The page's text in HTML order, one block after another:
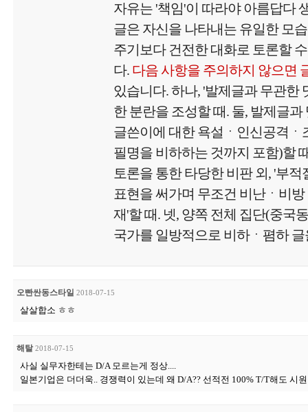
자유는 '책임'이 따라야 아름답다
글은 자신을 나타내는 유일한 모
주기보다 건전한 대화로 토론할
다. 다음 사항을 주의하지 않으면
있습니다. 하나, '발제글과 무관한
한 분란을 조성할 때. 둘, 발제글
글쓴이에 대한 욕설ㆍ인신공격ㆍ
필명을 비하하는 것까지 포함)할
토론을 통한 타당한 비판 외, '부
표현을 써가며 무조건 비난ㆍ비
재'할 때. 넷, 양쪽 전체 집단(중국
국가를 일방적으로 비하ㆍ폄하 글
오빤싼동스타일 2018-07-15
살살합소 ㅎㅎ
해탈 2018-07-15
사실 실무자한테는 D/A 모르는게 정상....
일본기업은 더더욱.. 경쟁력이 있는데 왜 D/A?? 선적전 100% T/T해도 시